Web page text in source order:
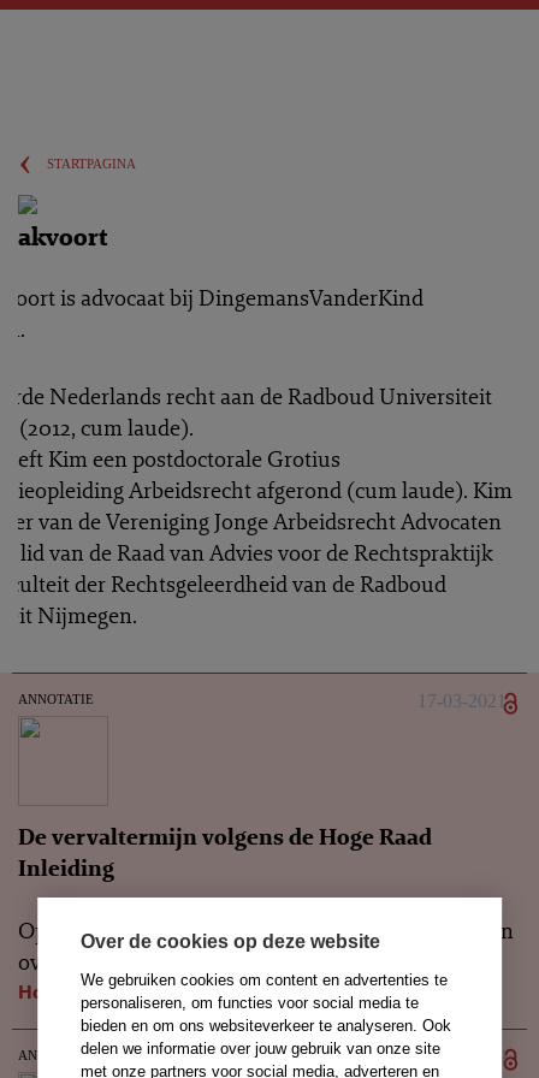
Over de cookies op deze website
We gebruiken cookies om content en advertenties te
personaliseren, om functies voor social media te
bieden en om ons websiteverkeer te analyseren. Ook
delen we informatie over jouw gebruik van onze site
met onze partners voor social media, adverteren en
‹ startpagina
is advocaat bij DingemansVanderKind
Nederlands recht aan de Radboud Universiteit
(2012, cum laude).
Kim een postdoctorale Grotius
Arbeidsrecht afgerond (cum laude). Kim
van de Vereniging Jonge Arbeidsrecht Advocaten
lid van de Raad van Advies voor de Rechtspraktijk
der Rechtsgeleerdheid van de Radboud
Nijmegen.
annotatie 17-03-2021
De vervaltermijn volgens de Hoge Raad
Inleiding
Op 5 februari 2021 heeft de Hoge Raad zich gebogen
over de vraag wanneer de...
Hoge Raad, 05-02-2021
annotatie 03-12-2019